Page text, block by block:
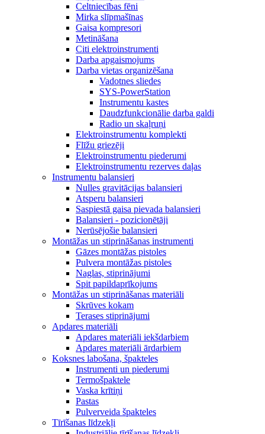
Celtniecības fēni
Mirka slīpmašīnas
Gaisa kompresori
Metināšana
Citi elektroinstrumenti
Darba apgaismojums
Darba vietas organizēšana
Vadotnes sliedes
SYS-PowerStation
Instrumentu kastes
Daudzfunkcionālie darba galdi
Radio un skaļruņi
Elektroinstrumentu komplekti
Flīžu griezēji
Elektroinstrumentu piederumi
Elektroinstrumentu rezerves daļas
Instrumentu balansieri
Nulles gravitācijas balansieri
Atsperu balansieri
Saspiestā gaisa pievada balansieri
Balansieri - pozicionētāji
Nerūsējošie balansieri
Montāžas un stiprināšanas instrumenti
Gāzes montāžas pistoles
Pulvera montāžas pistoles
Naglas, stiprinājumi
Spit papildaprīkojums
Montāžas un stiprināšanas materiāli
Skrūves kokam
Terases stiprinājumi
Apdares materiāli
Apdares materiāli iekšdarbiem
Apdares materiāli ārdarbiem
Koksnes labošana, špakteles
Instrumenti un piederumi
Termošpaktele
Vaska krītiņi
Pastas
Pulverveida špakteles
Tīrīšanas līdzekļi